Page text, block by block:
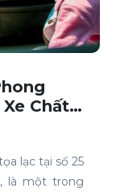
Chất
lạc tại số 25
là một trong